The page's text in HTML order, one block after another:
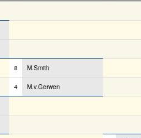
8 M.Smith
4 M.v.Gerwen